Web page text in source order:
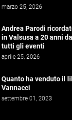
marzo 25, 2026
Andrea Parodi
in Valsusa a 20 anni
tutti gli eventi
aprile 25, 2026
Quanto ha venduto il
Vannacci
settembre 01, 2023